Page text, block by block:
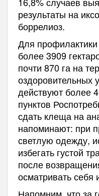
результаты на
боррелиоз.
Для
более 3909
почти 870 га на
оздоровительных
действуют более
пунктов
сдать клеща на
напоминают: при
светлую одежду,
избегать густой
после
осматривать себя